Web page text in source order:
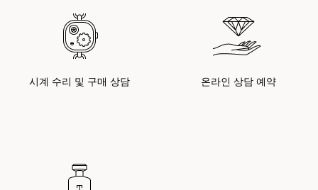
시계 수리 및 구매 상담 온라인 상담 예약